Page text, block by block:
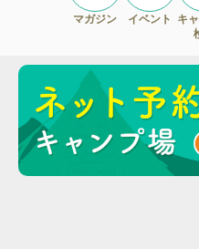
マガジン イベント
キ